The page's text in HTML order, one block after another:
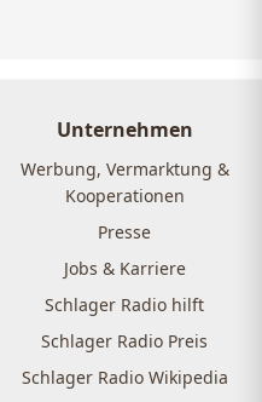
Unternehmen
Werbung, Vermarktung &
Kooperationen
Presse
Jobs & Karriere
Schlager Radio hilft
Schlager Radio Preis
Schlager Radio Wikipedia